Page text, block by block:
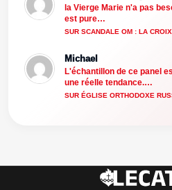
la Vierge Marie n'a pas
est pure…
SUR SCANDALE OM : LA
Michael
L'échantillon de ce panel
une réelle tendance.…
SUR ÉGLISE ORTHODOXE